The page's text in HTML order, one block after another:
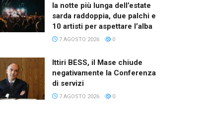
la notte più lunga dell’estate
sarda raddoppia, due palchi e
10 artisti per aspettare l’alba
7 AGOSTO 2026 0
Ittiri BESS, il Mase chiude
negativamente la Conferenza
di servizi
7 AGOSTO 2026 0